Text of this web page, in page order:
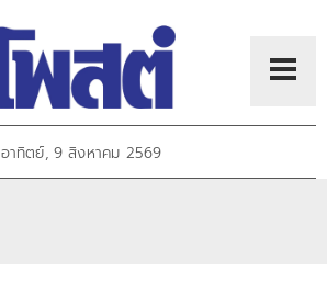
อาทิตย์, 9 สิงหาคม 2569